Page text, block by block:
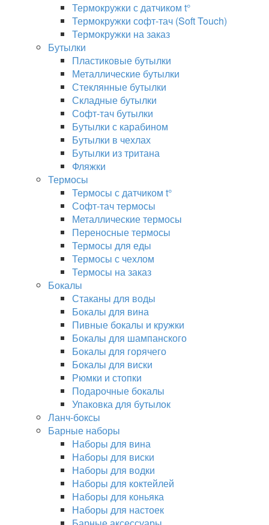
Термокружки с датчиком t°
Термокружки софт-тач (Soft Touch)
Термокружки на заказ
Бутылки
Пластиковые бутылки
Металлические бутылки
Стеклянные бутылки
Складные бутылки
Софт-тач бутылки
Бутылки с карабином
Бутылки в чехлах
Бутылки из тритана
Фляжки
Термосы
Термосы с датчиком t°
Софт-тач термосы
Металлические термосы
Переносные термосы
Термосы для еды
Термосы с чехлом
Термосы на заказ
Бокалы
Стаканы для воды
Бокалы для вина
Пивные бокалы и кружки
Бокалы для шампанского
Бокалы для горячего
Бокалы для виски
Рюмки и стопки
Подарочные бокалы
Упаковка для бутылок
Ланч-боксы
Барные наборы
Наборы для вина
Наборы для виски
Наборы для водки
Наборы для коктейлей
Наборы для коньяка
Наборы для настоек